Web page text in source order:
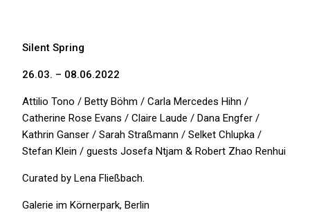
Silent Spring
26.03. – 08.06.2022
Attilio Tono / Betty Böhm / Carla Mercedes Hihn /
Catherine Rose Evans / Claire Laude / Dana Engfer /
Kathrin Ganser / Sarah Straßmann / Selket Chlupka /
Stefan Klein / guests Josefa Ntjam & Robert Zhao Renhui
Curated by Lena Fließbach.
Galerie im Körnerpark, Berlin